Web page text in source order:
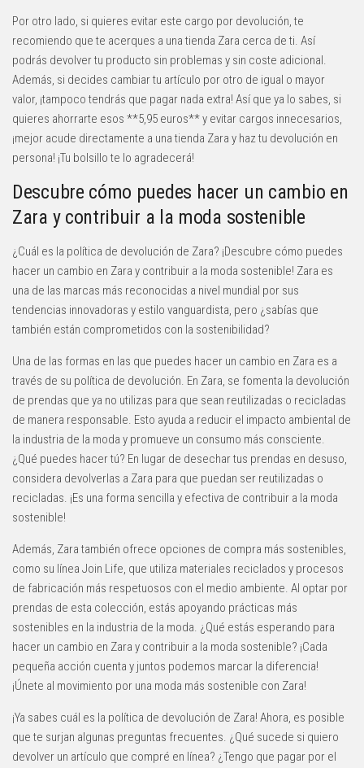
Por otro lado, si quieres evitar este cargo por devolución, te
recomiendo que te acerques a una tienda Zara cerca de ti. Así
podrás devolver tu producto sin problemas y sin coste adicional.
Además, si decides cambiar tu artículo por otro de igual o mayor
valor, ¡tampoco tendrás que pagar nada extra! Así que ya lo sabes, si
quieres ahorrarte esos **5,95 euros** y evitar cargos innecesarios,
¡mejor acude directamente a una tienda Zara y haz tu devolución en
persona! ¡Tu bolsillo te lo agradecerá!
Descubre cómo puedes hacer un cambio en
Zara y contribuir a la moda sostenible
¿Cuál es la política de devolución de Zara? ¡Descubre cómo puedes
hacer un cambio en Zara y contribuir a la moda sostenible! Zara es
una de las marcas más reconocidas a nivel mundial por sus
tendencias innovadoras y estilo vanguardista, pero ¿sabías que
también están comprometidos con la sostenibilidad?
Una de las formas en las que puedes hacer un cambio en Zara es a
través de su política de devolución. En Zara, se fomenta la devolución
de prendas que ya no utilizas para que sean reutilizadas o recicladas
de manera responsable. Esto ayuda a reducir el impacto ambiental de
la industria de la moda y promueve un consumo más consciente.
¿Qué puedes hacer tú? En lugar de desechar tus prendas en desuso,
considera devolverlas a Zara para que puedan ser reutilizadas o
recicladas. ¡Es una forma sencilla y efectiva de contribuir a la moda
sostenible!
Además, Zara también ofrece opciones de compra más sostenibles,
como su línea Join Life, que utiliza materiales reciclados y procesos
de fabricación más respetuosos con el medio ambiente. Al optar por
prendas de esta colección, estás apoyando prácticas más
sostenibles en la industria de la moda. ¿Qué estás esperando para
hacer un cambio en Zara y contribuir a la moda sostenible? ¡Cada
pequeña acción cuenta y juntos podemos marcar la diferencia!
¡Únete al movimiento por una moda más sostenible con Zara!
¡Ya sabes cuál es la política de devolución de Zara! Ahora, es posible
que te surjan algunas preguntas frecuentes. ¿Qué sucede si quiero
devolver un artículo que compré en línea? ¿Tengo que pagar por el